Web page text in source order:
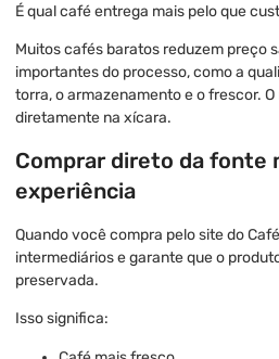
É qual café entrega mais pelo que
Muitos cafés baratos reduzem preço
importantes do processo, como a
torra, o armazenamento e o frescor.
diretamente na xícara.
Comprar direto da fonte
experiência
Quando você compra pelo site do
intermediários e garante que o
preservada.
Isso significa: